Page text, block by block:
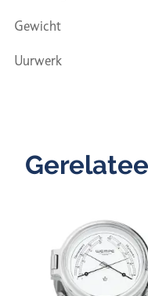
Gewicht
Uurwerk